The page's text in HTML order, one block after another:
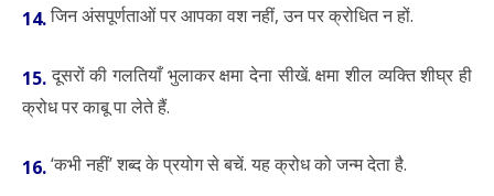
14.जिन अंसपूर्णताओं पर आपका वश नहीं, उन पर क्रोधित न हों.
15. दूसरों की गलतियाँ भुलाकर क्षमा देना सीखें. क्षमा शील व्यक्ति शीघ्र ही
क्रोध पर काबू पा लेते हैं.
16.‘कभी नहीं’ शब्द के प्रयोग से बचें. यह क्रोध को जन्म देता है.